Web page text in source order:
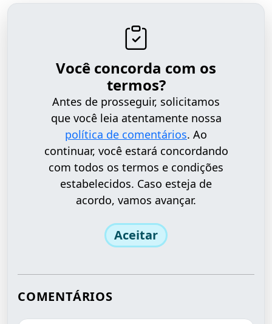
Você concorda com os
termos?
Antes de prosseguir, solicitamos
que você leia atentamente nossa
política de comentários. Ao
continuar, você estará concordando
com todos os termos e condições
estabelecidos. Caso esteja de
acordo, vamos avançar.
Aceitar
COMENTÁRIOS